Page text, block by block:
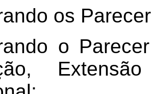
os
o